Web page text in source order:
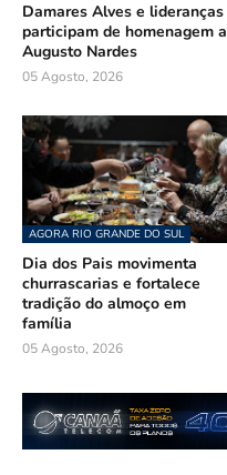
Damares Alves e lideranças
participam de homenagem a
Augusto Nardes
05 Agosto, 2026
AGORA RIO GRANDE DO SUL
Dia dos Pais movimenta
churrascarias e fortalece
tradição do almoço em
família
05 Agosto, 2026